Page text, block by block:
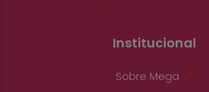
Institucional
Sobre Mega